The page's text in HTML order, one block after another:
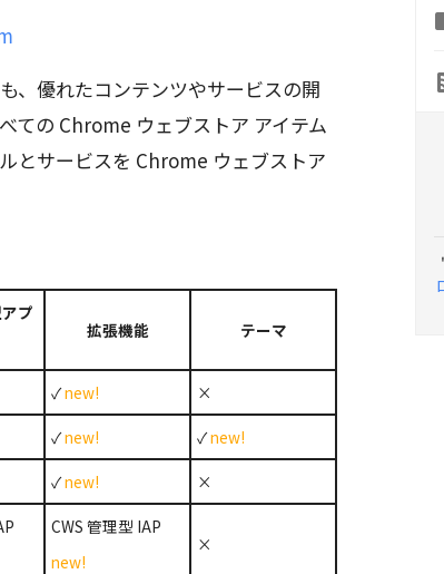
、優れたコンテンツやサービスの開
ての Chrome ウェブストア アイテム
とサービスを Chrome ウェブストア
プ
拡張機能 テーマ
✓new!
×
✓new! ✓new!
✓new!
×
CWS 管理型 IAP
new!
×